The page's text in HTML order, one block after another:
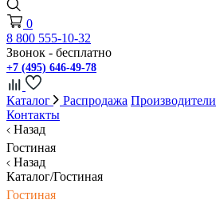
0
8 800 555-10-32
Звонок - бесплатно
+7 (495) 646-49-78
Каталог Распродажа Производители
Контакты
Назад
Гостиная
Назад
Каталог/Гостиная
Гостиная